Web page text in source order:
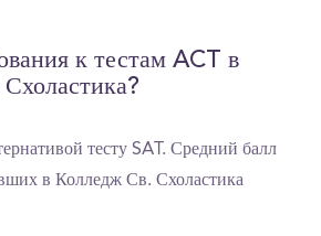
к тестам ACT в
тесту SAT. Средний балл
в Колледж Св. Схоластика